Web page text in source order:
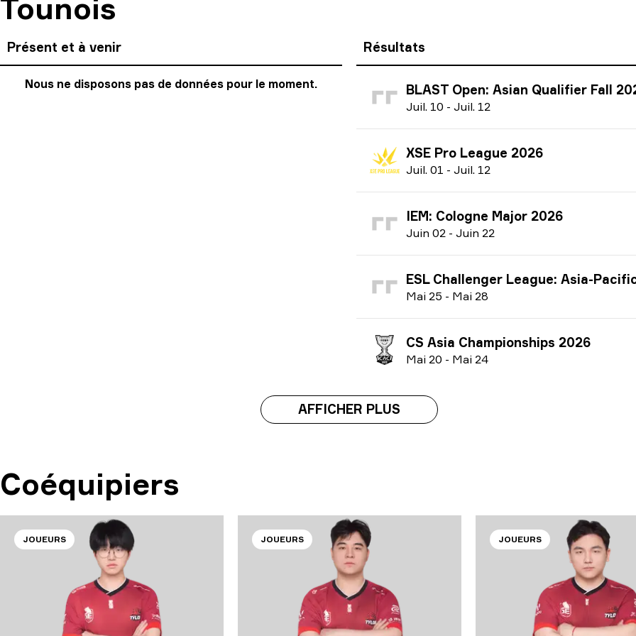
Tounois
Présent et à venir
Nous ne disposons pas de données pour le moment.
Résultats
BLAST Open: Asian Qualifier Fall
Juil. 10 - Juil. 12
XSE Pro League 2026
Juil. 01 - Juil. 12
IEM: Cologne Major 2026
Juin 02 - Juin 22
ESL Challenger League: Asia-Pacific Finals season 51
Mai 25 - Mai 28
CS Asia Championships 2026
Mai 20 - Mai 24
AFFICHER PLUS
Coéquipiers
JOUEURS JOUEURS JOUEURS